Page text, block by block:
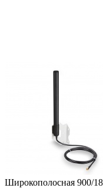
Широкополосная 900/